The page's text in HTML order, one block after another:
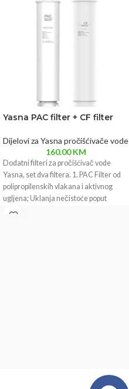
Yasna PAC filter + CF filter
Dijelovi za Yasna pročišćivače vode
160.00KM
Dodatni filteri za pročišćivač vode
Yasna, set dva filtera. 1. PAC Filter od
polipropilenskih vlakana i aktivnog
ugljena; Uklanja nečistoće poput